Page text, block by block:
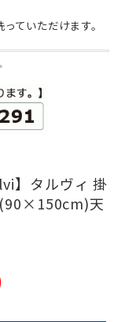
ていただけます。
】タルヴィ 掛
天